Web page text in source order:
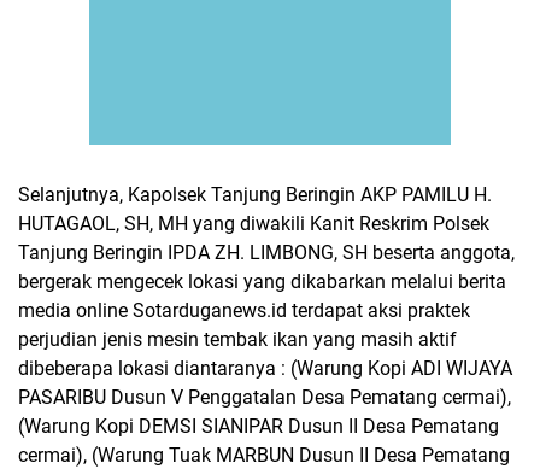
Selanjutnya, Kapolsek Tanjung Beringin AKP PAMILU H.
HUTAGAOL, SH, MH yang diwakili Kanit Reskrim Polsek
Tanjung Beringin IPDA ZH. LIMBONG, SH beserta anggota,
bergerak mengecek lokasi yang dikabarkan melalui berita
media online Sotarduganews.id terdapat aksi praktek
perjudian jenis mesin tembak ikan yang masih aktif
dibeberapa lokasi diantaranya : (Warung Kopi ADI WIJAYA
PASARIBU Dusun V Penggatalan Desa Pematang cermai),
(Warung Kopi DEMSI SIANIPAR Dusun II Desa Pematang
cermai), (Warung Tuak MARBUN Dusun II Desa Pematang